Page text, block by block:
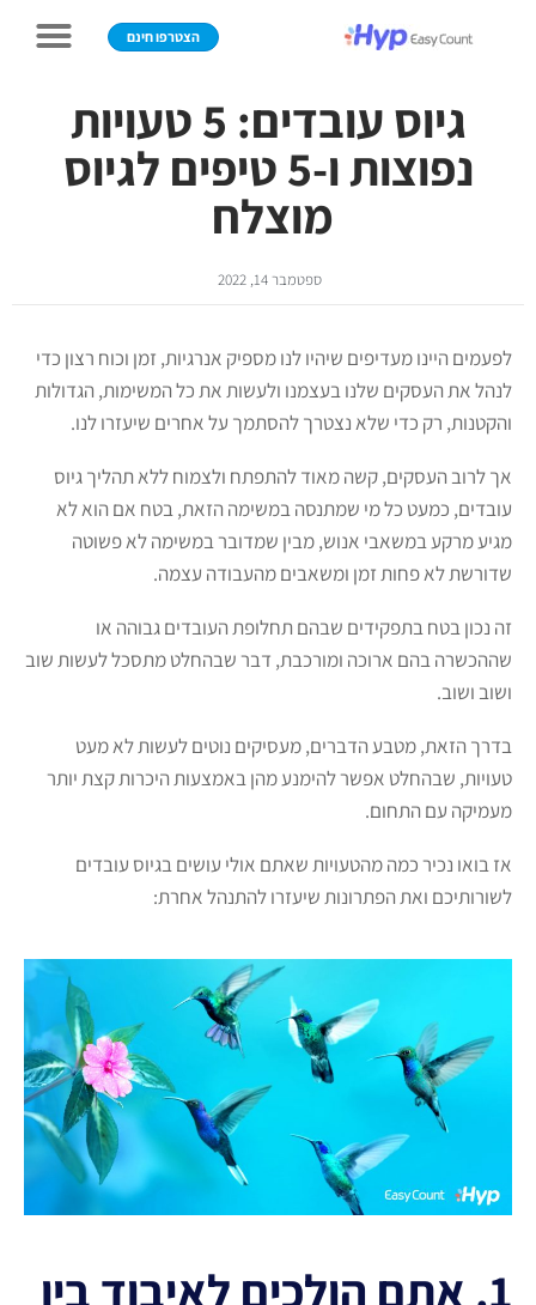
הצטרפו חינם
גיוס עובדים: 5 טעויות
נפוצות ו-5 טיפים לגיוס
מוצלח
ספטמבר 14, 2022
לפעמים היינו מעדיפים שיהיו לנו מספיק אנרגיות, זמן וכוח רצון כדי
לנהל את העסקים שלנו בעצמנו ולעשות את כל המשימות, הגדולות
והקטנות, רק כדי שלא נצטרך להסתמך על אחרים שיעזרו לנו.
אך לרוב העסקים, קשה מאוד להתפתח ולצמוח ללא תהליך גיוס
עובדים, כמעט כל מי שמתנסה במשימה הזאת, בטח אם הוא לא
מגיע מרקע במשאבי אנוש, מבין שמדובר במשימה לא פשוטה
שדורשת לא פחות זמן ומשאבים מהעבודה עצמה.
זה נכון בטח בתפקידים שבהם תחלופת העובדים גבוהה או
שההכשרה בהם ארוכה ומורכבת, דבר שבהחלט מתסכל לעשות שוב
ושוב ושוב.
בדרך הזאת, מטבע הדברים, מעסיקים נוטים לעשות לא מעט
טעויות, שבהחלט אפשר להימנע מהן באמצעות היכרות קצת יותר
מעמיקה עם התחום.
אז בואו נכיר כמה מהטעויות שאתם אולי עושים בגיוס עובדים
לשורותיכם ואת הפתרונות שיעזרו להתנהל אחרת:
1. אתם הולכים לאיבוד בין